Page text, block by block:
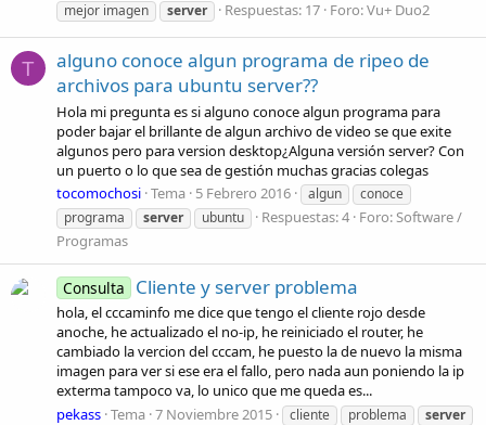
mejor imagen
server Respuestas: 17 Foro:Vu+ Duo2
T
alguno conoce algun programa de ripeo de
archivos para ubuntu server??
Hola mi pregunta es si alguno conoce algun programa para
poder bajar el brillante de algun archivo de video se que exite
algunos pero para version desktop¿Alguna versión server? Con
un puerto o lo que sea de gestión muchas gracias colegas
tocomochosi Tema 5 Febrero 2016 algun
conoce
programa
server ubuntu Respuestas: 4 Foro:Software /
Programas
Consulta Cliente y server problema
hola, el cccaminfo me dice que tengo el cliente rojo desde
anoche, he actualizado el no-ip, he reiniciado el router, he
cambiado la vercion del cccam, he puesto la de nuevo la misma
imagen para ver si ese era el fallo, pero nada aun poniendo la ip
exterma tampoco va, lo unico que me queda es...
pekass Tema 7 Noviembre 2015 cliente problema server